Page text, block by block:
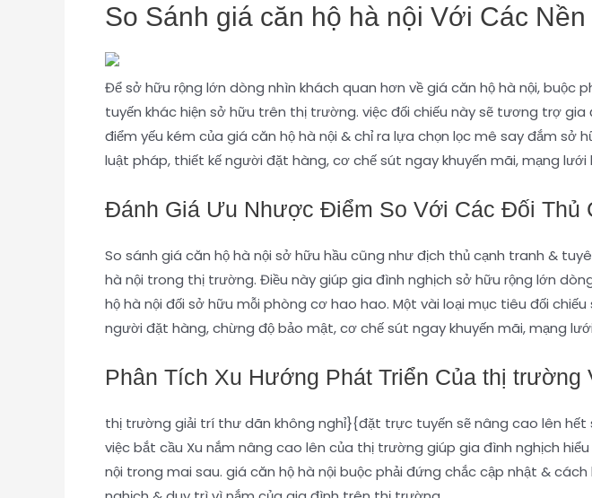
So Sánh giá căn hộ hà nội Với Các
Để sở hữu rộng lớn dòng nhìn khách quan hơn về giá căn hộ hà nội,
tuyến khác hiện sở hữu trên thị trường. việc đối chiếu này sẽ tương trợ
điểm yếu kém của giá căn hộ hà nội & chỉ ra lựa chọn lọc mê say đắm
luật pháp, thiết kế người đặt hàng, cơ chế sút ngay khuyến mãi, mạng
Đánh Giá Ưu Nhược Điểm So Với Các Đối Thủ
So sánh giá căn hộ hà nội sở hữu hầu cũng như địch thủ cạnh tranh &
hà nội trong thị trường. Điều này giúp gia đình nghịch sở hữu rộng lớn
hộ hà nội đối sở hữu mỗi phòng cơ hao hao. Một vài loại mục tiêu đối
người đặt hàng, chừng độ bảo mật, cơ chế sút ngay khuyến mãi, mạng
Phân Tích Xu Hướng Phát Triển Của thị trường
thị trường giải trí thư dãn không nghỉ}{đặt trực tuyến sẽ nâng cao lên hết
việc bắt cầu Xu nắm nâng cao lên của thị trường giúp gia đình nghịch
nội trong mai sau. giá căn hộ hà nội buộc phải đứng chắc cập nhật &